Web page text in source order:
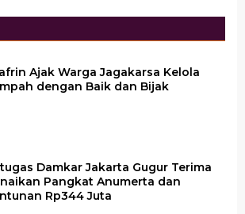
Ajak Warga Jagakarsa Kelola
dengan Baik dan Bijak
Damkar Jakarta Gugur Terima
Pangkat Anumerta dan
Rp344 Juta